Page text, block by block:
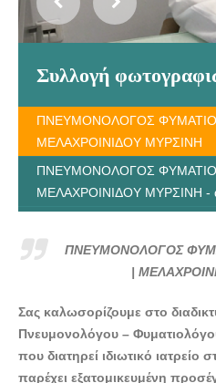
Συλλογή
ΠΝΕΥΜΟΝΟΛΟΓΟΣ
ΜΕΛΑΧΡΟΙΝΙΔΟΥ ΜΥΡΣΙΝΗ
ΠΝΕΥΜΟΝΟΛΟΓΟΣ
ΜΕΛΑΧΡΟΙΝΙΔΟΥ ΜΥΡΣΙΝΗ -
ΜΕΛΑΧΡΟΙΝΙΔΟΥ ΜΥΡΣΙΝΗ -
ΠΝΕΥΜΟΝΟΛΟΓΟΣ
ΠΝΕΥΜΟΝΟΛΟΓΟΣ
ΜΕΛΑΧΡΟΙΝΙΔΟΥ ΜΥΡΣΙΝΗ -
ΠΝΕΥΜΟΝΟΛΟΓΟΣ
ΠΝΕΥΜΟΝΟΛΟΓΟΣ
|
Σας καλωσορίζουμε στο
Πνευμονολόγου –
που διατηρεί ιδιωτικό ιατρείο
παρέχει εξατομικευμένη